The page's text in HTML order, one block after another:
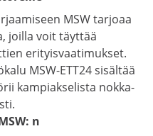
MSW tarjoaa
joilla voit täyttää
erityisvaatimukset.
MSW-ETT24 sisältää
kampiakselista nokka-
n